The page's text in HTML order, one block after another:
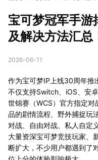
宝可梦冠军手游
及解决方法汇总
2026-06-11
作为宝可梦IP上线30周年推
不仅支持Switch、iOS、安
世锦赛（WCS）官方指定
品的剧情流程、野外捕捉玩
对战、自由对战、私人自定
大量资深宝可梦竞技玩家、
断扩大，不少用户都遇到了